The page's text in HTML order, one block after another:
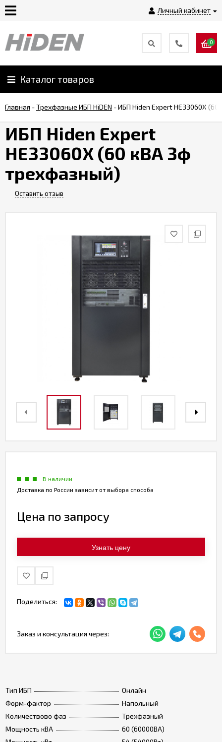
Личный кабинет
Главная
О
Оплата
Монтаж
0
Каталог товаров
Главная -Трехфазные ИБП HiDEN -ИБП Hiden Expert HE33060X
ИБП Hiden Expert
HE33060X (60 кВА 3ф
трехфазный)
Оставить отзыв
Тип ИБП
Онлайн
Форм-фактор
Напольный
Количествово фаз
Трехфазный
Мощность кВА
60 (60000ВА)
В наличии
Доставка по России зависит от выбора способа
Цена по запросу
Узнать цену
Поделиться:
Заказ и консультация через: